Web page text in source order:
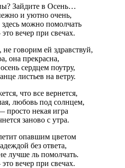
Зайдите в Осень…
и уютно очень,
можно помолчать
вечер при свечах.
говорим ей здравствуй,
она прекрасна,
сердцем поутру,
листьев на ветру.
что все вернется,
любовь под солнцем,
просто некая игра
заново с утра.
опавшим цветом
без ответа,
лучше ль помолчать.
вечер при свечах.